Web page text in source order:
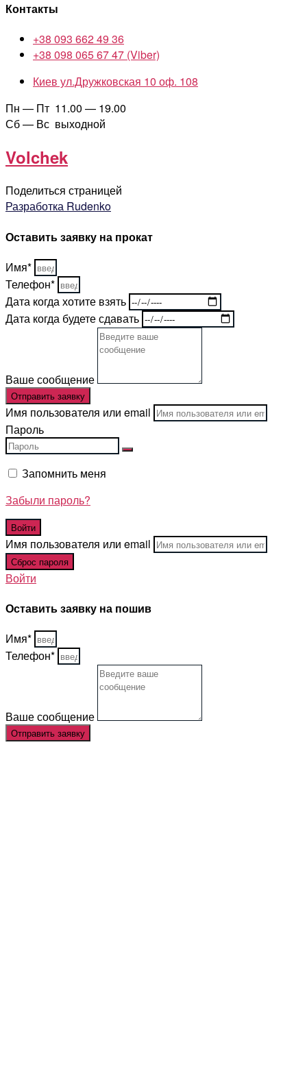
Контакты
+38 093 662 49 36
+38 098 065 67 47 (Viber)
Киев ул.Дружковская 10 оф. 108
Пн — Пт 11.00 — 19.00
Сб — Вс выходной
Volchek
Поделиться страницей
Разработка Rudenko
Оставить заявку на прокат
Имя*
Телефон*
Дата когда хотите взять
Дата когда будете сдавать
Ваше сообщение
Отправить заявку
Имя пользователя или email
Пароль
Запомнить меня
Забыли пароль?
Имя пользователя или email
Войти
Оставить заявку на пошив
Имя*
Телефон*
Ваше сообщение
Отправить заявку